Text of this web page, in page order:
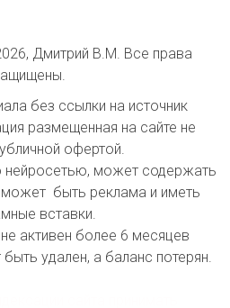
Дмитрий В.М. Все права
без ссылки на источник
размещенная на сайте не
офертой.
нейросетью, может содержать
может  быть реклама и иметь
вставки.
активен более 6 месяцев
удален, а баланс потерян.